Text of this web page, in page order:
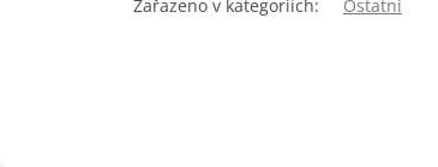
Zařazeno v kategoriích: Ostatní